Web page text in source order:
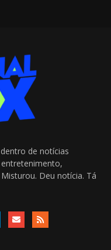
de notícias
Deu notícia. Tá